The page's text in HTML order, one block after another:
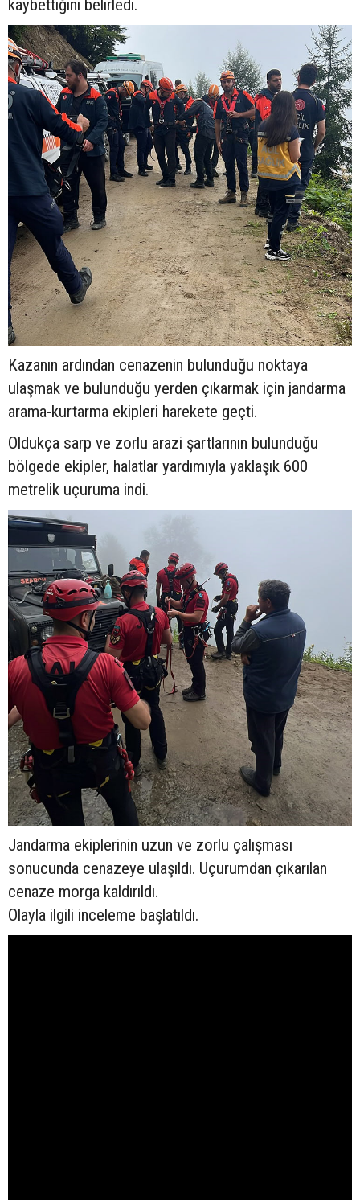
kaybettiğini belirledi.
Kazanın ardından cenazenin bulunduğu noktaya
ulaşmak ve bulunduğu yerden çıkarmak için jandarma
arama-kurtarma ekipleri harekete geçti.
Oldukça sarp ve zorlu arazi şartlarının bulunduğu
bölgede ekipler, halatlar yardımıyla yaklaşık 600
metrelik uçuruma indi.
Jandarma ekiplerinin uzun ve zorlu çalışması
sonucunda cenazeye ulaşıldı. Uçurumdan çıkarılan
cenaze morga kaldırıldı.
Olayla ilgili inceleme başlatıldı.